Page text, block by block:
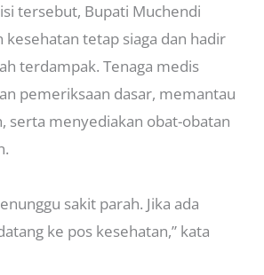
tersebut, Bupati Muchendi
tetap siaga dan hadir
terdampak. Tenaga medis
pemeriksaan dasar, memantau
serta menyediakan obat-obatan
sakit parah. Jika ada
ke pos kesehatan,” kata